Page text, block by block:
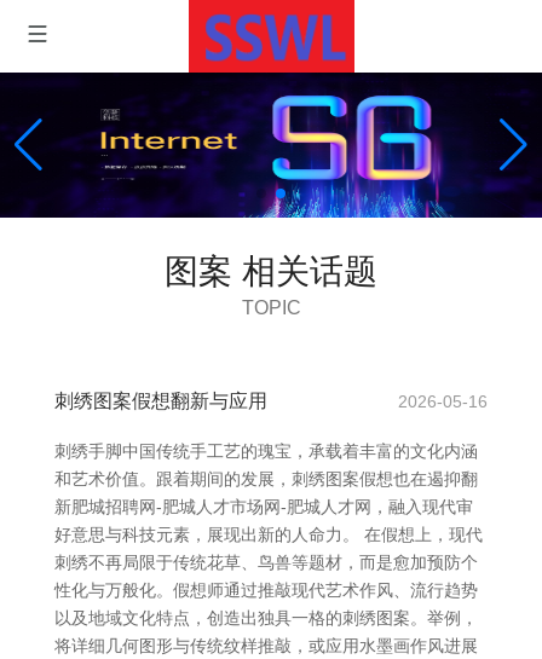
图案 相关话题
TOPIC
刺绣图案假想翻新与应用 2026-05-16
刺绣手脚中国传统手工艺的瑰宝，承载着丰富的文化内涵
和艺术价值。跟着期间的发展，刺绣图案假想也在遏抑翻
新肥城招聘网-肥城人才市场网-肥城人才网，融入现代审
好意思与科技元素，展现出新的人命力。 在假想上，现代
刺绣不再局限于传统花草、鸟兽等题材，而是愈加预防个
性化与万般化。假想师通过推敲现代艺术作风、流行趋势
以及地域文化特点，创造出独具一格的刺绣图案。举例，
将详细几何图形与传统纹样推敲，或应用水墨画作风进展